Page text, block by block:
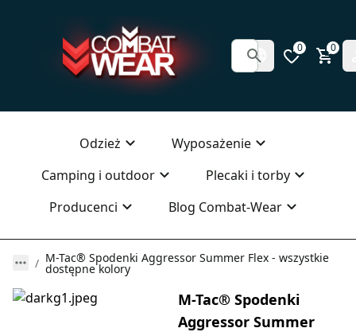
0 0
Odzież
Wyposażenie
Camping i outdoor
Plecaki i torby
Producenci
Blog Combat-Wear
M-Tac® Spodenki Aggressor Summer Flex - wszystkie
dostępne kolory
M-Tac® Spodenki
Aggressor Summer